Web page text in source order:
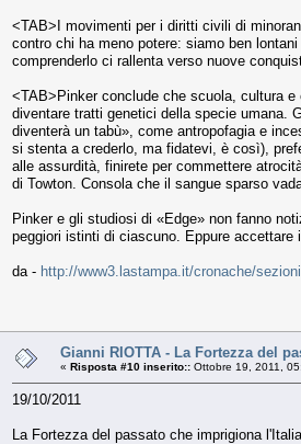
<TAB>I movimenti per i diritti civili di
contro chi ha meno potere: siamo ben
comprenderlo ci rallenta verso nuove
<TAB>Pinker conclude che scuola, cultura
diventare tratti genetici della specie umana.
diventerà un tabù», come antropofagia e
si stenta a crederlo, ma fidatevi, è così),
alle assurdità, finirete per commettere
di Towton. Consola che il sangue sparso
Pinker e gli studiosi di «Edge» non fanno
peggiori istinti di ciascuno. Eppure
da - http://www3.lastampa.it/cronache/
Gianni RIOTTA - La Fortezza del
« Risposta #10 inserito:: Ottobre 19, 2011,
19/10/2011
La Fortezza del passato che imprigiona l'Italia